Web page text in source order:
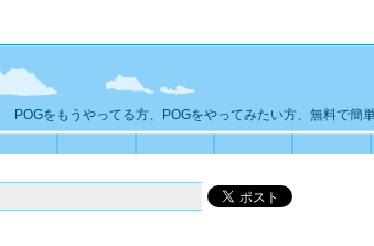
POGをもうやってる方、POGをやってみたい方、無料で簡